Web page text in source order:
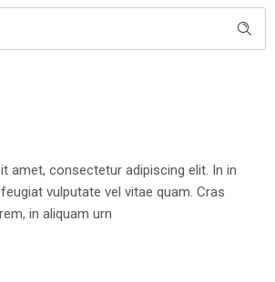
amet, consectetur adipiscing elit. In in
vulputate vel vitae quam. Cras
in aliquam urn